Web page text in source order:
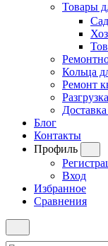
Товары
Кольца
Ремонт
Блог
Контакты
Профиль
Вход
Избранное
Сравнения